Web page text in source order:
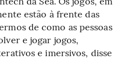
estão à frente das
de como as pessoas
e jogar jogos,
e imersivos, disse